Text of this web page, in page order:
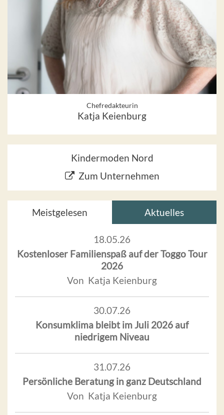
Chefredakteurin
Katja Keienburg
Kindermoden Nord
Zum Unternehmen
Meistgelesen Aktuelles
18.05.26
Kostenloser Familienspaß auf der Toggo Tour
2026
Von Katja Keienburg
30.07.26
Konsumklima bleibt im Juli 2026 auf
niedrigem Niveau
31.07.26
Persönliche Beratung in ganz Deutschland
Von Katja Keienburg